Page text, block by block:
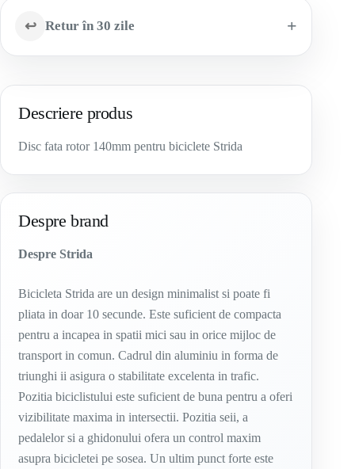
↩ Retur în 30 zile
Descriere produs
Disc fata rotor 140mm pentru biciclete Strida
Despre brand
Despre Strida
Bicicleta Strida are un design minimalist si poate fi
pliata in doar 10 secunde. Este suficient de compacta
pentru a incapea in spatii mici sau in orice mijloc de
transport in comun. Cadrul din aluminiu in forma de
triunghi ii asigura o stabilitate excelenta in trafic.
Pozitia biciclistului este suficient de buna pentru a oferi
vizibilitate maxima in intersectii. Pozitia seii, a
pedalelor si a ghidonului ofera un control maxim
asupra bicicletei pe sosea. Un ultim punct forte este